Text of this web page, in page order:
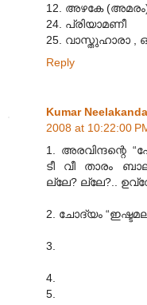
12. അഴകേ
24. പ്രിയാമണീ
25. വാസ്തുഹാരാ ,
Reply
Kumar
2008 at 10:22:00
1. അരവിന്ദന്റെ
ടീ വീ താരം
ല്ലേ? ല്ലേ?..
2. ചോദ്യം
3.
4.
5.